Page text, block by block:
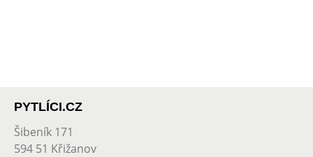
PYTLÍCI.CZ
Šibeník 171
594 51 Křižanov